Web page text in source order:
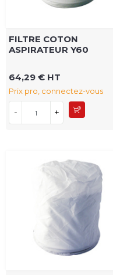
FILTRE COTON
ASPIRATEUR Y60
64,29 € HT
Prix pro, connectez-vous
- +